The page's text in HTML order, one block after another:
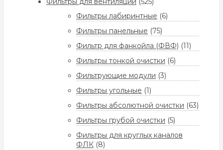
Фильтры лабиринтные (6)
Фильтры панельные (75)
Фильтр для фанкойла (ФВФ) (11)
Фильтры тонкой очистки (6)
Фильтрующие модули (3)
Фильтры угольные (1)
Фильтры абсолютной очистки (63)
Фильтры грубой очистки (5)
Фильтры для круглых каналов
ФЛК (8)